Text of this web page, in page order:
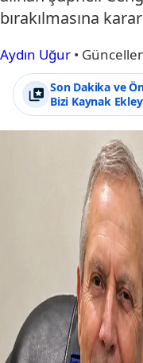
bırakılmasına
Aydın Uğur •
Son Dakika ve
Bizi Kaynak